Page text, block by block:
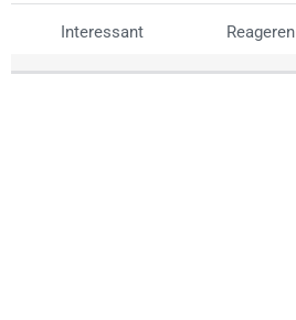
Interessant Reageren